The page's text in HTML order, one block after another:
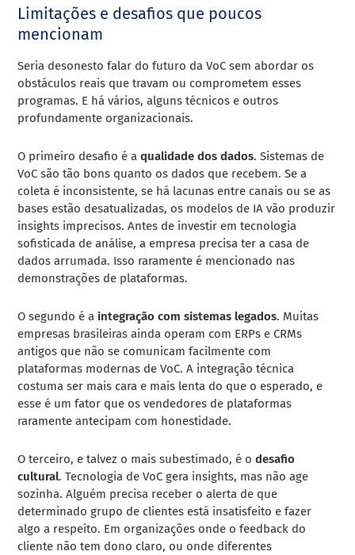
Limitações e desafios que poucos
mencionam
Seria desonesto falar do futuro da VoC sem abordar os
obstáculos reais que travam ou comprometem esses
programas. E há vários, alguns técnicos e outros
profundamente organizacionais.
O primeiro desafio é aqualidade dos dados. Sistemas de
VoC são tão bons quanto os dados que recebem. Se a
coleta é inconsistente, se há lacunas entre canais ou se as
bases estão desatualizadas, os modelos de IA vão produzir
insights imprecisos. Antes de investir em tecnologia
sofisticada de análise, a empresa precisa ter a casa de
dados arrumada. Isso raramente é mencionado nas
demonstrações de plataformas.
O segundo é a integração com sistemas legados. Muitas
empresas brasileiras ainda operam com ERPs e CRMs
antigos que não se comunicam facilmente com
plataformas modernas de VoC. A integração técnica
costuma ser mais cara e mais lenta do que o esperado, e
esse é um fator que os vendedores de plataformas
raramente antecipam com honestidade.
O terceiro, e talvez o mais subestimado, é odesafio
cultural. Tecnologia de VoC gera insights, mas não age
sozinha. Alguém precisa receber o alerta de que
determinado grupo de clientes está insatisfeito e fazer
algo a respeito. Em organizações onde o feedback do
cliente não tem dono claro, ou onde diferentes